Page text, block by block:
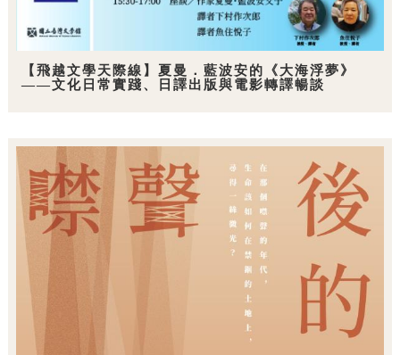
【飛越文學天際線】夏曼．藍波安的《大海浮夢》
——文化日常實踐、日譯出版與電影轉譯暢談